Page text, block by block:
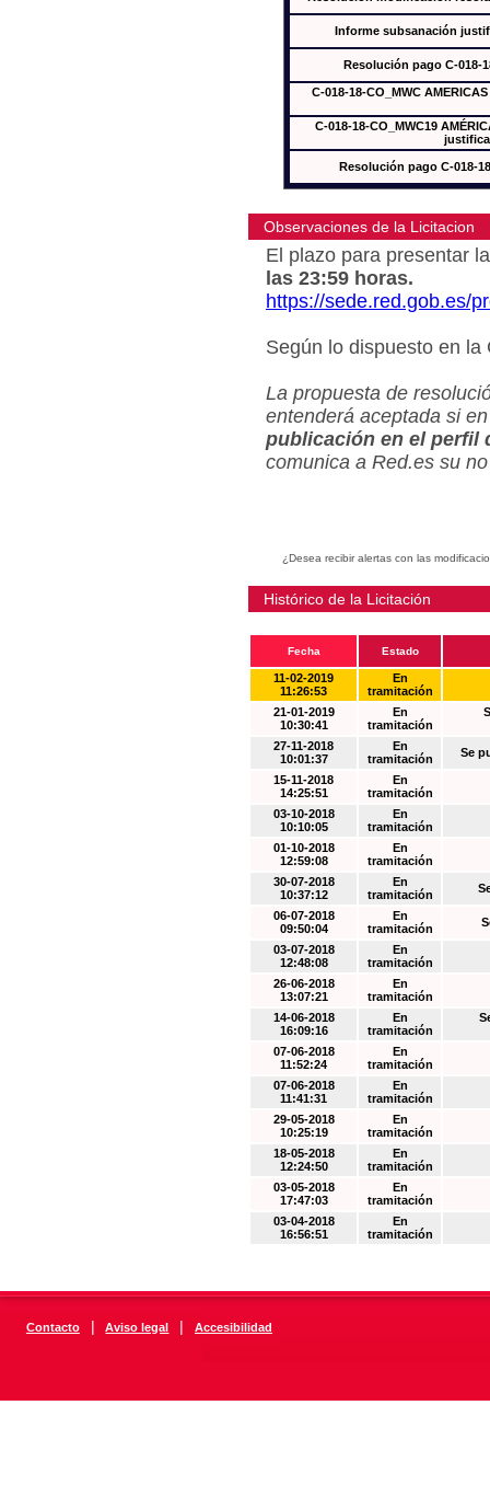
Informe subsanación
Resolución pago C-018-
C-018-18-CO_MWC
C-018-18-CO_MWC19
Resolución pago C-018-
Observaciones de la Licitacion
El plazo para presentar
las 23:59 horas.
https://sede.red.gob.es/
Según lo dispuesto en
La propuesta de
entenderá aceptada si
publicación en el perfil
comunica a Red.es su
¿Desea recibir alertas con las
Histórico de la Licitación
Fecha Estado
11-02-2019
11:26:53
En
tramitación
21-01-2019
10:30:41
En
tramitación
27-11-2018
10:01:37
En
tramitación
Se
15-11-2018
14:25:51
En
tramitación
03-10-2018
10:10:05
En
tramitación
01-10-2018
12:59:08
En
tramitación
30-07-2018
10:37:12
En
tramitación
06-07-2018
09:50:04
En
tramitación
03-07-2018
12:48:08
En
tramitación
26-06-2018
13:07:21
En
tramitación
14-06-2018
16:09:16
En
tramitación
07-06-2018
11:52:24
En
tramitación
07-06-2018
11:41:31
En
tramitación
29-05-2018
10:25:19
En
tramitación
18-05-2018
12:24:50
En
tramitación
03-05-2018
17:47:03
En
tramitación
03-04-2018
16:56:51
En
tramitación
Contacto | Aviso legal | Accesibilidad